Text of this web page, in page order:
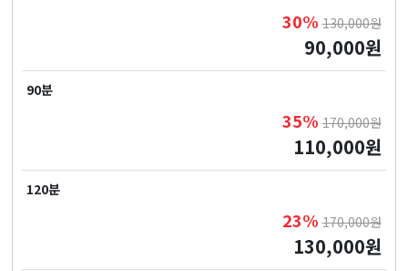
30% 130,000원
90,000원
90분
35% 170,000원
110,000원
120분
23% 170,000원
130,000원